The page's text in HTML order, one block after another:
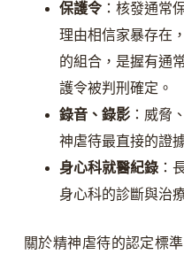
保護令：核發通常
理由相信家暴存在
的組合，是握有通
護令被判刑確定。
錄音、錄影：威脅
神虐待最直接的證
身心科就醫紀錄：
身心科的診斷與治
關於精神虐待的認定標